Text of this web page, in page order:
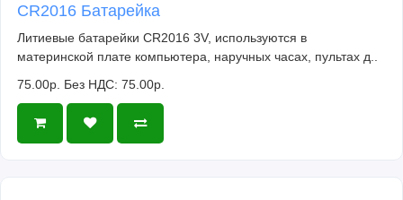
CR2016 Батарейка
Литиевые батарейки CR2016 3V, используются в
материнской плате компьютера, наручных часах, пультах д..
75.00р. Без НДС: 75.00р.